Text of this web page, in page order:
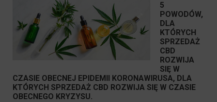
5
POWODÓW,
DLA
KTÓRYCH
SPRZEDAŻ
CBD
ROZWIJA
SIĘ W
CZASIE OBECNEJ EPIDEMII KORONAWIRUSA, DLA
KTÓRYCH SPRZEDAŻ CBD ROZWIJA SIĘ W CZASIE
OBECNEGO KRYZYSU.